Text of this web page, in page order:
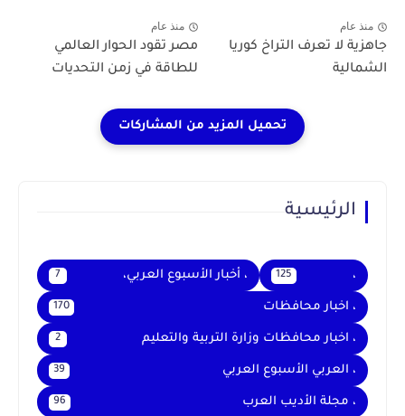
منذ عام
جاهزية لا تعرف التراخ كوريا
الشمالية
منذ عام
مصر تقود الحوار العالمي
للطاقة في زمن التحديات
الرئيسية
، 125 ، أخبار الأسبوع العربي، 7
، اخبار محافظات 170
، اخبار محافظات وزارة التربية والتعليم 2
، العربي الأسبوع العربي 39
، مجلة الأديب العرب 96